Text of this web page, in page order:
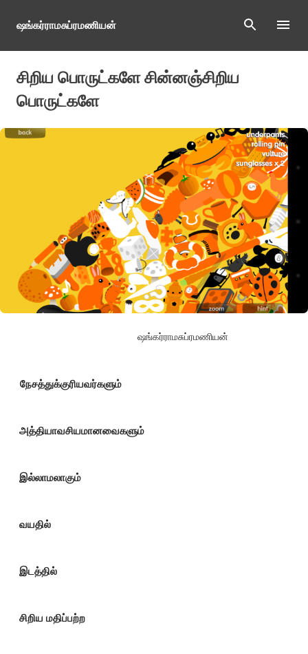
Skip to main content
ஷங்கர்ராமசுப்ரமணியன்
சிறிய பொருட்களே சின்னஞ்சிறிய
பொருட்களே
ஷங்கர்ராமசுப்ரமணியன்
நேசத்துக்குரியவர்களும்
அத்தியாவசியமானவைகளும்
இல்லாமலாகும்
வயதில்
இடத்தில்
சிறிய மதிப்பற்ற